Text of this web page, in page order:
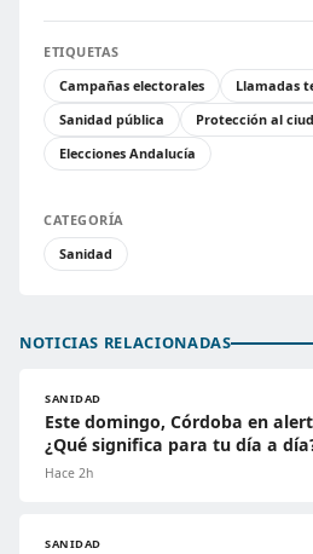
ETIQUETAS
Campañas electorales
Llamadas
Sanidad pública
Protección al
Elecciones Andalucía
CATEGORÍA
Sanidad
NOTICIAS RELACIONADAS
SANIDAD
Este domingo, Córdoba en
¿Qué significa para tu día a
Hace 2h
SANIDAD